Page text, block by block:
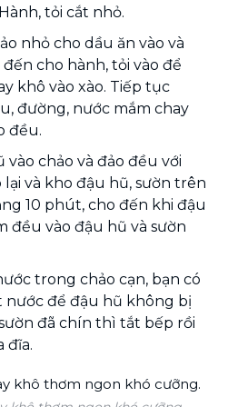
tỏi cắt nhỏ.
nhỏ cho dầu ăn vào và
cho hành, tỏi vào để
khô vào xào. Tiếp tục
đường, nước mắm chay
đều.
vào chảo và đảo đều với
lại và kho đậu hũ, sườn trên
10 phút, cho đến khi đậu
đều vào đậu hũ và sườn
trong chảo cạn, bạn có
để đậu hũ không bị
đã chín thì tắt bếp rồi
đĩa.